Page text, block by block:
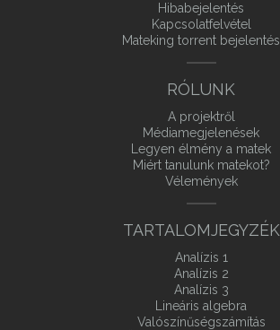
Hibabejelentés
Kapcsolatfelvétel
Mateking torrent bejelentés
RÓLUNK
A projektről
Médiamegjelenések
Legyen élmény a matek
Miért tanulunk matekot?
Vélemények
TARTALOMJEGYZÉK
Analízis 1
Analízis 2
Analízis 3
Lineáris algebra
Valószínűségszámítás